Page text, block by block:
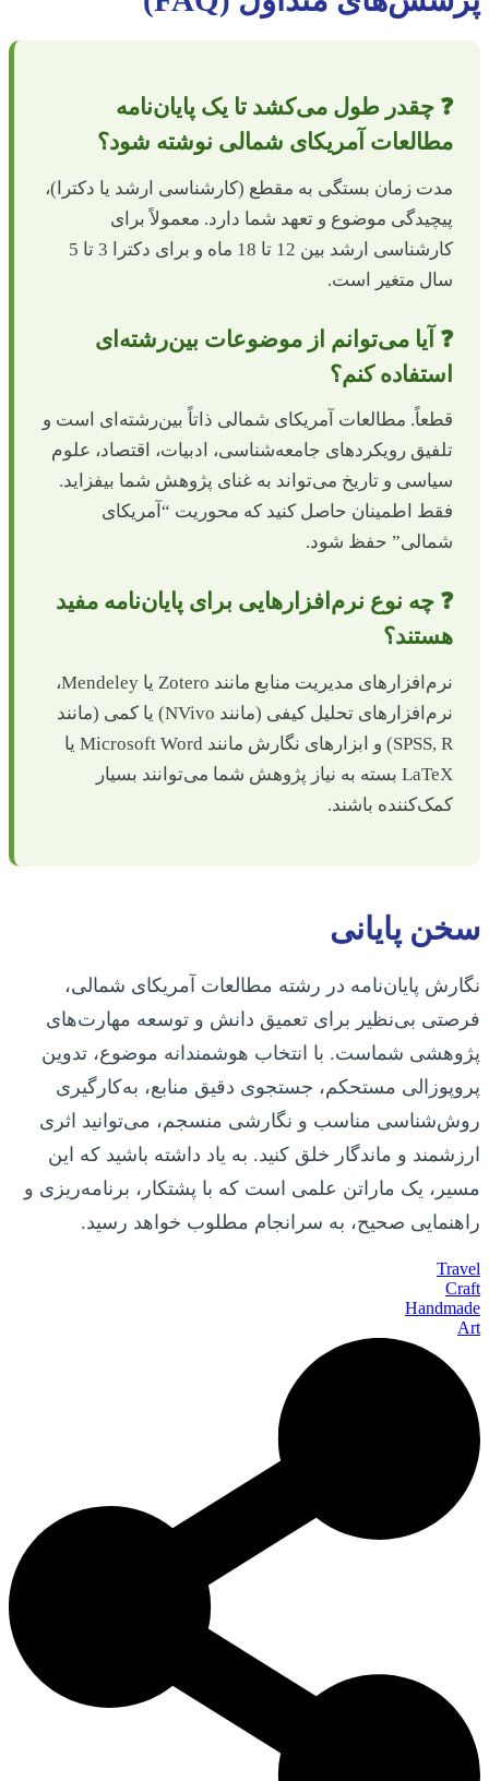
❓ چقدر طول می‌کشد تا یک پایان‌نامه
مطالعات آمریکای شمالی نوشته شود؟
مدت زمان بستگی به مقطع (کارشناسی ارشد یا دکترا)،
پیچیدگی موضوع و تعهد شما دارد. معمولاً برای
کارشناسی ارشد بین 12 تا 18 ماه و برای دکترا 3 تا 5
سال متغیر است.
❓ آیا می‌توانم از موضوعات بین‌رشته‌ای
استفاده کنم؟
قطعاً. مطالعات آمریکای شمالی ذاتاً بین‌رشته‌ای است و
تلفیق رویکردهای جامعه‌شناسی، ادبیات، اقتصاد، علوم
سیاسی و تاریخ می‌تواند به غنای پژوهش شما بیفزاید.
فقط اطمینان حاصل کنید که محوریت “آمریکای
شمالی” حفظ شود.
❓ چه نوع نرم‌افزارهایی برای پایان‌نامه مفید
هستند؟
نرم‌افزارهای مدیریت منابع مانند Zotero یا Mendeley،
نرم‌افزارهای تحلیل کیفی (مانند NVivo) یا کمی (مانند
SPSS, R) و ابزارهای نگارش مانند Microsoft Word یا
LaTeX بسته به نیاز پژوهش شما می‌توانند بسیار
کمک‌کننده باشند.
سخن پایانی
نگارش پایان‌نامه در رشته مطالعات آمریکای شمالی،
فرصتی بی‌نظیر برای تعمیق دانش و توسعه مهارت‌های
پژوهشی شماست. با انتخاب هوشمندانه موضوع، تدوین
پروپوزالی مستحکم، جستجوی دقیق منابع، به‌کارگیری
روش‌شناسی مناسب و نگارشی منسجم، می‌توانید اثری
ارزشمند و ماندگار خلق کنید. به یاد داشته باشید که این
مسیر، یک ماراتن علمی است که با پشتکار، برنامه‌ریزی و
راهنمایی صحیح، به سرانجام مطلوب خواهد رسید.
Travel
Craft
Handmade
Art